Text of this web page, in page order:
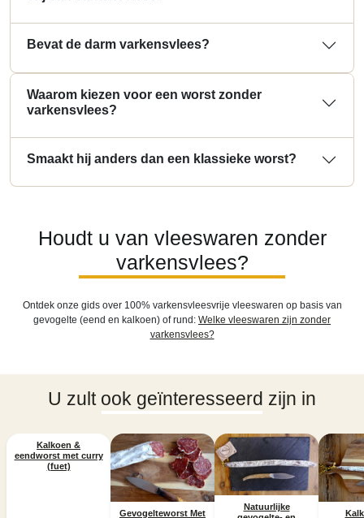
Bevat de darm varkensvlees?
Waarom kiezen voor een worst zonder
varkensvlees?
Smaakt hij anders dan een klassieke worst?
Houdt u van vleeswaren zonder
varkensvlees?
Ontdek onze gids over 100% varkensvleesvrije vleeswaren op basis van
gevogelte (eend en kalkoen) of rund: Welke vleeswaren zijn zonder
varkensvlees?
U zult ook geïnteresseerd zijn in
Kalkoen &
eendworst met curry
(fuet)
Gevogelteworst Met
Natuurlijke